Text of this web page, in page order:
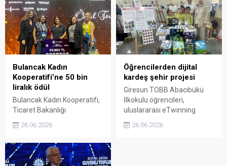
Android kullanıcılarının
erişimine açtı. Google Play
Store'da yayımlanan
Bulancak Belediyesi mobil
uygulamasıyla belediye
hizmetleri artık cep
telefonlarından da takip
edilebilecek.
belediyeye gitmeden çevrim
içi olarak
gerçekleştirebilecek.
Bulancak Kadın
Kooperatifi’ne 50 bin
liralık ödül
Bulancak Kadın Kooperatifi,
Ticaret Bakanlığı
"E-Ticareti Güçlendirme
gerçekleştirilen eğitim
programında birincilik elde
26.06.2026
Öğrencilerden dijital
kardeş şehir projesi
Giresun TOBB Abacıbükü
İlkokulu öğrencileri,
uluslararası eTwinning
Bulgaristan, Romanya ve
26.06.2026